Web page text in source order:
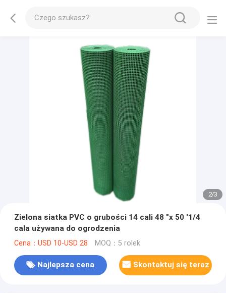
2/3
Zielona siatka PVC o grubości 14 cali 48 "x 50 '1/4
cala używana do ogrodzenia
Cena：USD 10-USD 28 MOQ：5 rolek
Najlepsza cena Skontaktuj się teraz